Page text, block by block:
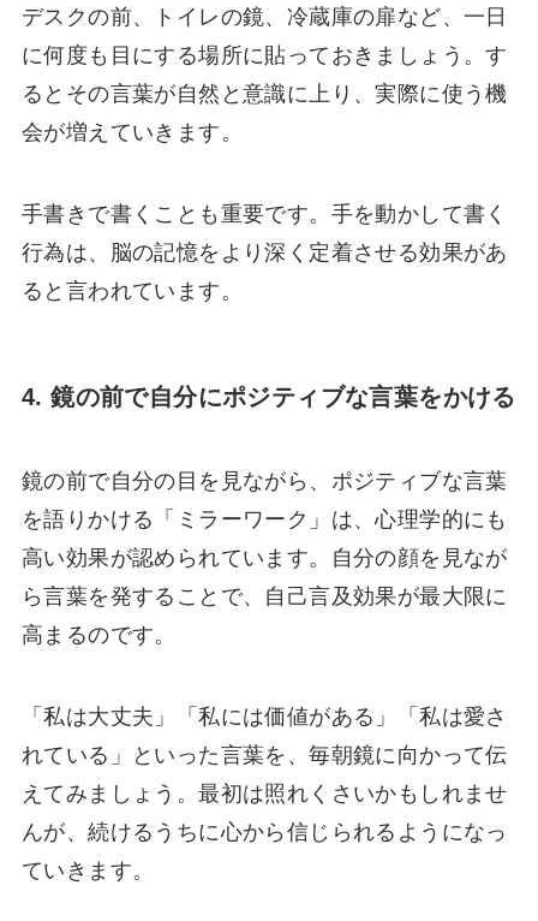
デスクの前、トイレの鏡、冷蔵庫の扉など、一日
に何度も目にする場所に貼っておきましょう。す
るとその言葉が自然と意識に上り、実際に使う機
会が増えていきます。
手書きで書くことも重要です。手を動かして書く
行為は、脳の記憶をより深く定着させる効果があ
ると言われています。
4. 鏡の前で自分にポジティブな言葉をかける
鏡の前で自分の目を見ながら、ポジティブな言葉
を語りかける「ミラーワーク」は、心理学的にも
高い効果が認められています。自分の顔を見なが
ら言葉を発することで、自己言及効果が最大限に
高まるのです。
「私は大丈夫」「私には価値がある」「私は愛さ
れている」といった言葉を、毎朝鏡に向かって伝
えてみましょう。最初は照れくさいかもしれませ
んが、続けるうちに心から信じられるようになっ
ていきます。